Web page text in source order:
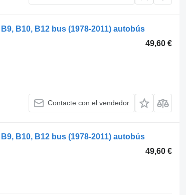
B10, B12 bus (1978-2011) autobús
49,60 €
Contacte con el vendedor
B10, B12 bus (1978-2011) autobús
49,60 €